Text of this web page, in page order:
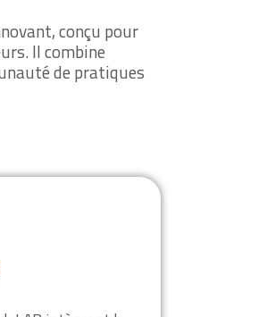
conçu pour
Il combine
de pratiques